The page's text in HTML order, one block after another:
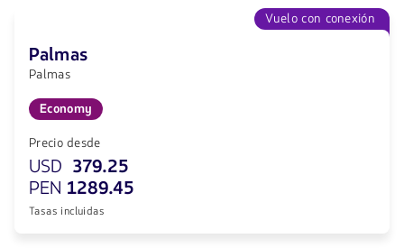
Vuelo con conexión
Palmas
Palmas
Economy
Precio desde
USD 379.25
PEN 1289.45
Tasas incluidas